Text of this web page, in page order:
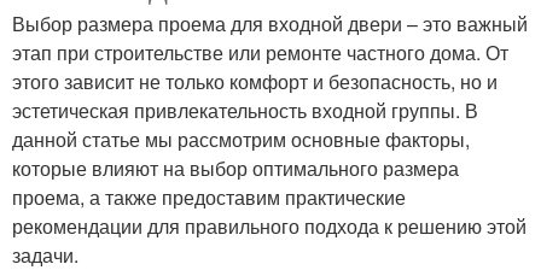
Выбор размера проема для входной двери – это важный
этап при строительстве или ремонте частного дома. От
этого зависит не только комфорт и безопасность, но и
эстетическая привлекательность входной группы. В
данной статье мы рассмотрим основные факторы,
которые влияют на выбор оптимального размера
проема, а также предоставим практические
рекомендации для правильного подхода к решению этой
задачи.